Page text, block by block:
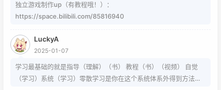
独立游戏制作up（有教程哦！）：
https://space.bilibili.com/85816940
LuckyA
2025-01-07
学习最基础的就是指导（理解）（书） 教程（书）（视频） 自觉
（学习）系统（学习）零散学习是你在这个系统体系外得到方法的